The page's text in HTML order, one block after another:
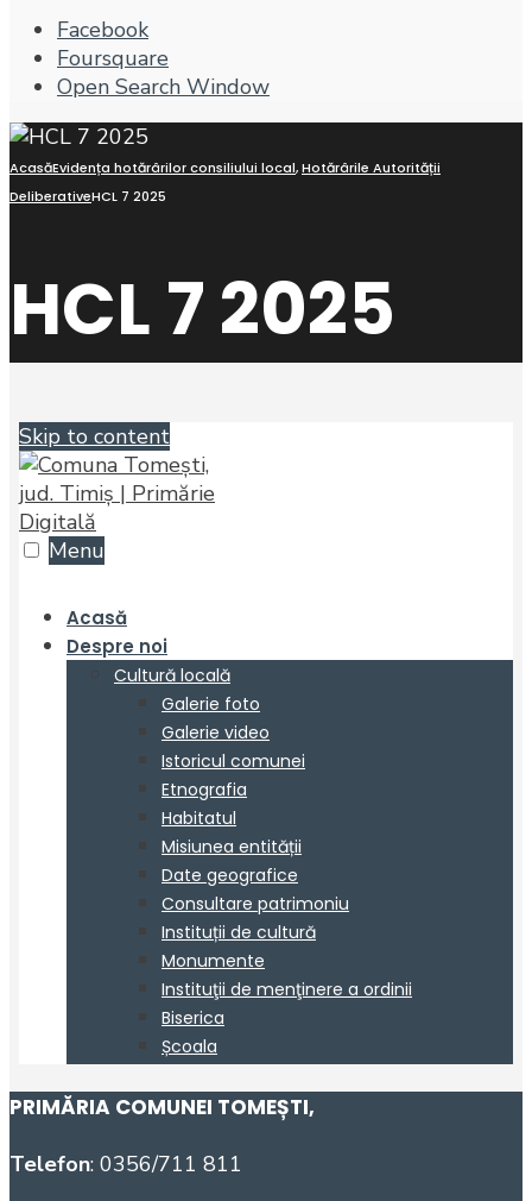
Facebook
Foursquare
Open Search Window
AcasăEvidența hotărârilor consiliului local,Hotărârile Autorității
DeliberativeHCL 7 2025
HCL 7 2025
PRIMĂRIA COMUNEI TOMEȘTI,
Telefon: 0356/711 811